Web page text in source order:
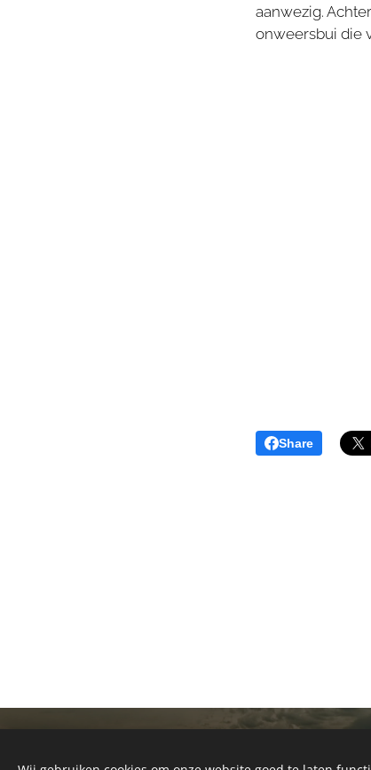
aanwezig.
onweersbui die
Share